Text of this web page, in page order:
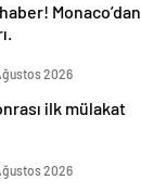
Monaco’dan
2026
ilk mülakat
2026